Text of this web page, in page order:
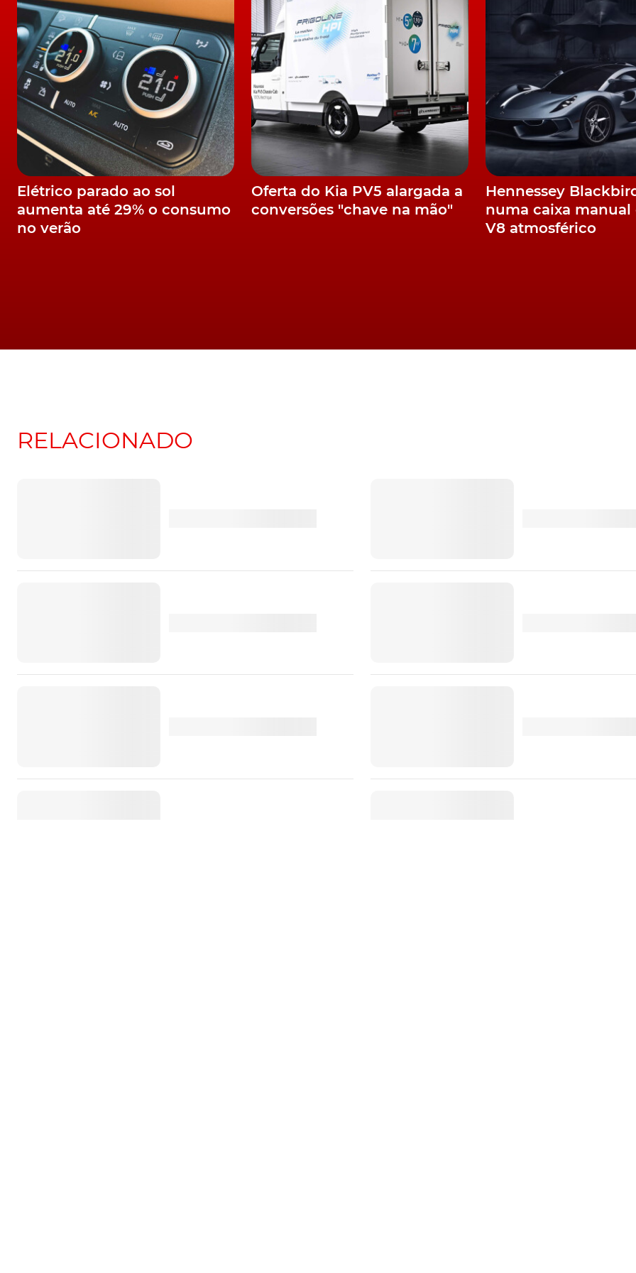
Elétrico parado ao sol
aumenta até 29% o consumo
no verão
Oferta do Kia PV5 alargada a
conversões "chave na mão"
Hennessey
numa caixa manual
V8 atmosférico
RELACIONADO